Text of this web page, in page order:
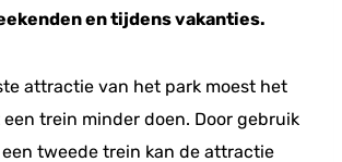
en tijdens vakanties.
attractie van het park moest het
trein minder doen. Door gebruik
tweede trein kan de attractie